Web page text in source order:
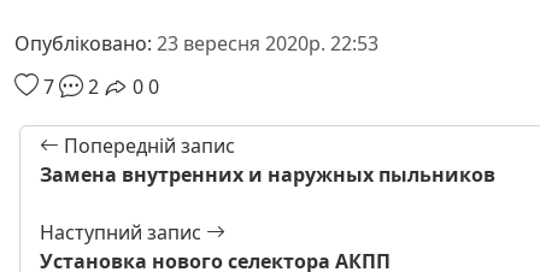
Опубліковано: 23 вересня 2020р. 22:53
7
2 00
Попередній запис
Замена внутренних и наружных пыльников
Наступний запис
Установка нового селектора АКПП